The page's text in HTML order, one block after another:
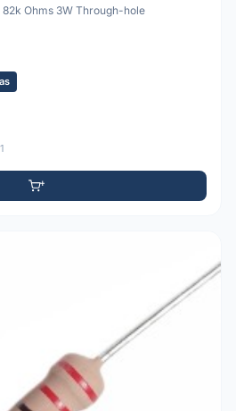
Ohms 3W Through-hole